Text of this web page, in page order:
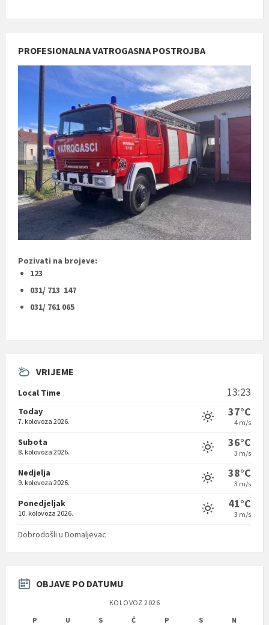
PROFESIONALNA VATROGASNA POSTROJBA
Pozivati na brojeve:
123
031/ 713 147
031/ 761 065
VRIJEME
Local Time 13:23
Today
7. kolovoza 2026.
37°C
4 m/s
Subota
8. kolovoza 2026.
36°C
3 m/s
Nedjelja
9. kolovoza 2026.
38°C
3 m/s
Ponedjeljak
10. kolovoza 2026.
41°C
3 m/s
Dobrodošli u Domaljevac
OBJAVE PO DATUMU
KOLOVOZ 2026
P
U S Č P S
N